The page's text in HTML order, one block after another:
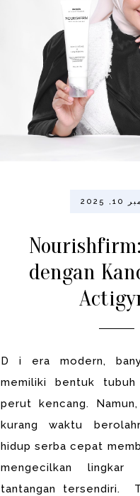
2025
dengan
D i era modern,
memiliki bentuk
perut kencang.
kurang waktu
hidup serba cepat
mengecilkan lingkar
tantangan tersendiri.